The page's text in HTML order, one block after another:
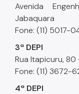
Polo Cultural
Sou Mais
Envelhecimento
Avenida
Jabaquara
Fone: (11) 5017-
3ª DEPI
Rua Itapicuru,
Fone: (11) 3672-
4ª DEPI